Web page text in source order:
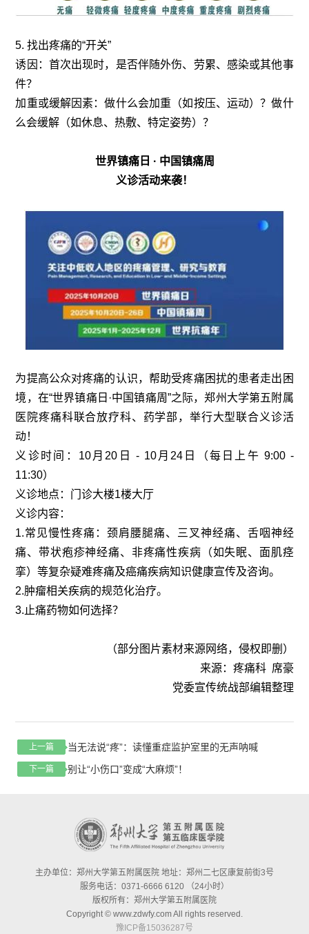
5. 找出疼痛的“开关”
诱因：首次出现时，是否伴随外伤、劳累、感染或其他事
件？
加重或缓解因素：做什么会加重（如按压、运动）？做什
么会缓解（如休息、热敷、特定姿势）？
世界镇痛日 · 中国镇痛周
义诊活动来袭！
为提高公众对疼痛的认识，帮助受疼痛困扰的患者走出困
境，在“世界镇痛日·中国镇痛周”之际，郑州大学第五附属
医院疼痛科联合放疗科、药学部，举行大型联合义诊活
动！
义诊时间：10月20日 - 10月24日（每日上午 9:00 -
11:30）
义诊地点：门诊大楼1楼大厅
义诊内容：
1.常见慢性疼痛：颈肩腰腿痛、三叉神经痛、舌咽神经
痛、带状疱疹神经痛、非疼痛性疾病（如失眠、面肌痉
挛）等复杂疑难疼痛及癌痛疾病知识健康宣传及咨询。
2.肿瘤相关疾病的规范化治疗。
3.止痛药物如何选择？
（部分图片素材来源网络，侵权即删）
来源：疼痛科 席豪
党委宣传统战部编辑整理
上一篇 当无法说“疼”：读懂重症监护室里的无声呐喊
下一篇 别让“小伤口”变成“大麻烦”！
主办单位：郑州大学第五附属医院 地址：郑州二七区康复前街3号
服务电话：0371-6666 6120 （24小时）
版权所有：郑州大学第五附属医院
Copyright © www.zdwfy.com All rights reserved.
豫ICP备15036287号